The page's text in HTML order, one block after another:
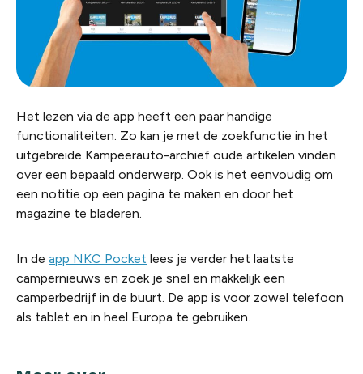
Het lezen via de app heeft een paar handige
functionaliteiten. Zo kan je met de zoekfunctie in het
uitgebreide Kampeerauto-archief oude artikelen vinden
over een bepaald onderwerp. Ook is het eenvoudig om
een notitie op een pagina te maken en door het
magazine te bladeren.
In de app NKC Pocket lees je verder het laatste
campernieuws en zoek je snel en makkelijk een
camperbedrijf in de buurt. De app is voor zowel telefoon
als tablet en in heel Europa te gebruiken.